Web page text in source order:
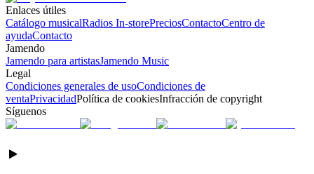
Enlaces útiles
Catálogo musicalRadios In-storePreciosContactoCentro de
ayudaContacto
Jamendo
Jamendo para artistasJamendo Music
Legal
Condiciones generales de usoCondiciones de
ventaPrivacidadPolítica de cookiesInfracción de copyright
Síguenos